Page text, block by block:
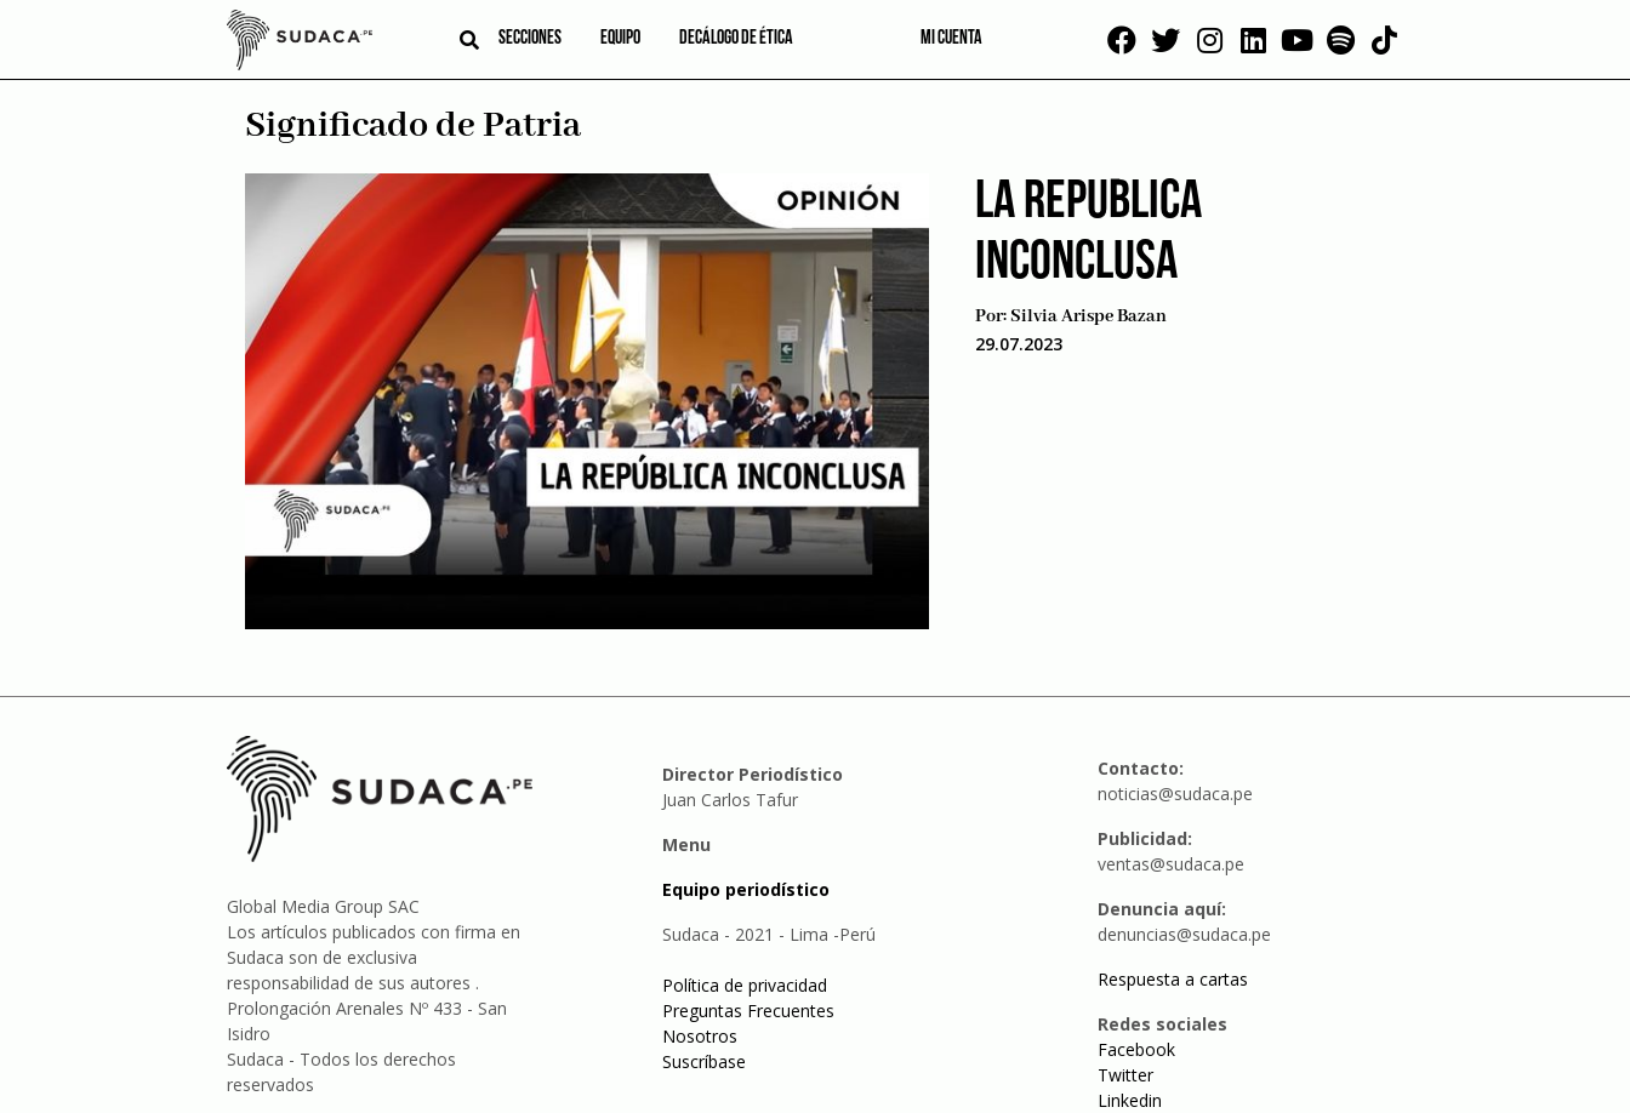
SECCIONES EQUIPO DECÁLOGO DE ÉTICA MI CUENTA
Significado de Patria
LA REPUBLICA
INCONCLUSA
Por:Silvia Arispe Bazan
29.07.2023
Global Media Group SAC
Los artículos publicados con firma en
Sudaca son de exclusiva
responsabilidad de sus autores .
Prolongación Arenales Nº 433 - San
Isidro
Sudaca - Todos los derechos
reservados
Director Periodístico
Juan Carlos Tafur
Menu
Equipo periodístico
Sudaca - 2021 - Lima -Perú
Política de privacidad
Preguntas Frecuentes
Nosotros
Suscríbase
Contacto:
noticias@sudaca.pe
Publicidad:
ventas@sudaca.pe
Denuncia aquí:
denuncias@sudaca.pe
Respuesta a cartas
Redes sociales
Facebook
Twitter
Linkedin